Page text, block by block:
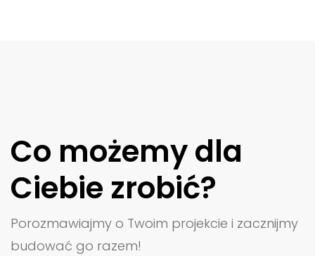
Co możemy dla
Ciebie zrobić?
Porozmawiajmy o Twoim projekcie i zacznijmy
budować go razem!